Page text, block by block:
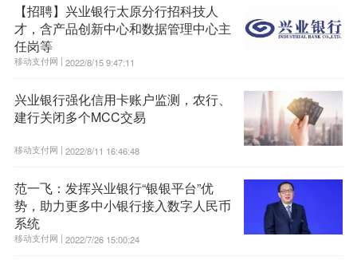
【招聘】兴业银行太原分行招科技人
才，含产品创新中心和数据管理中心主
任岗等
移动支付网 | 2022/8/15 9:47:11
兴业银行强化信用卡账户监测，农行、
建行关闭多个MCC交易
移动支付网 | 2022/8/11 16:46:48
范一飞：发挥兴业银行“银银平台”优
势，助力更多中小银行接入数字人民币
系统
移动支付网 | 2022/7/26 15:00:24